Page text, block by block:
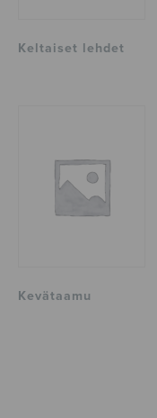
Keltaiset lehdet
Kevätaamu